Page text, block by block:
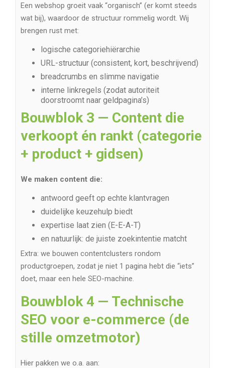
Een webshop groeit vaak “organisch” (er komt steeds
wat bij), waardoor de structuur rommelig wordt. Wij
brengen rust met:
logische categoriehiërarchie
URL-structuur (consistent, kort, beschrijvend)
breadcrumbs en slimme navigatie
interne linkregels (zodat autoriteit
doorstroomt naar geldpagina’s)
Bouwblok 3 — Content die
verkoopt én rankt (categorie
+ product + gidsen)
We maken content die:
antwoord geeft op echte klantvragen
duidelijke keuzehulp biedt
expertise laat zien (E-E-A-T)
en natuurlijk: de juiste zoekintentie matcht
Extra: we bouwen contentclusters rondom
productgroepen, zodat je niet 1 pagina hebt die “iets”
doet, maar een hele SEO-machine.
Bouwblok 4 — Technische
SEO voor e-commerce (de
stille omzetmotor)
Hier pakken we o.a. aan: